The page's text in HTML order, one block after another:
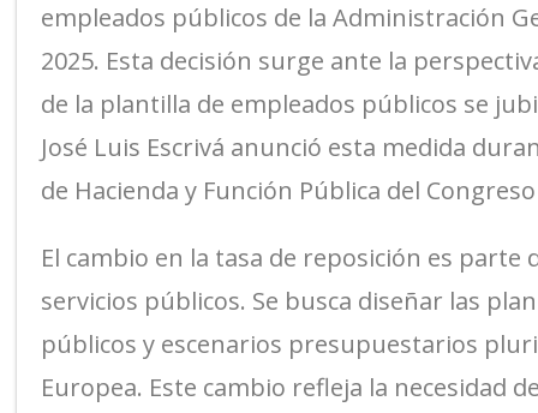
empleados públicos de la Administración
2025. Esta decisión surge ante la
de la plantilla de empleados públicos se
José Luis Escrivá anunció esta medida
de Hacienda y Función Pública del
El cambio en la tasa de reposición es
servicios públicos. Se busca diseñar las
públicos y escenarios presupuestarios
Europea. Este cambio refleja la necesidad